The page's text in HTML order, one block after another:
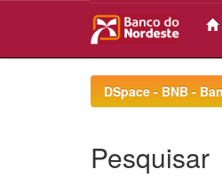
DSpace - BNB -
Pesquisar